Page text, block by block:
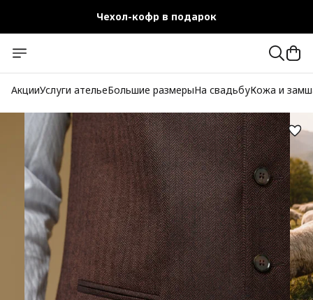
Чехол-кофр в подарок
Бесплатная доставка при заказе от 10 000 руб.
АкцииУслуги ательеБольшие размерыНа свадьбуКожа и